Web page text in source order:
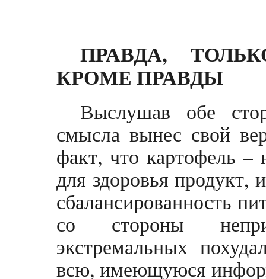
ПРАВДА,
КРОМЕ ПРАВДЫ
Выслушав обе
смысла вынес свой
факт, что картофель
для здоровья
сбалансированность
со стороны
экстремальных
всю, имеющуюся